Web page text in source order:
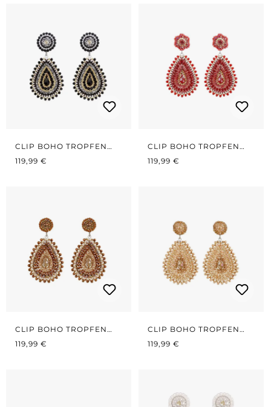
CLIP BOHO TROPFEN
BLACK/GOLD
REGULÄRER PREIS:
119,99 €
CLIP BOHO TROPFEN
KAMINROT
REGULÄRER PREIS:
119,99 €
CLIP BOHO TROPFEN
BRAUN/BEIGE
REGULÄRER PREIS:
119,99 €
CLIP BOHO TROPFEN
BEIGE
REGULÄRER PREIS:
119,99 €